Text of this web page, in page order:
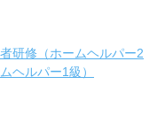
研修（ホームヘルパー2
ヘルパー1級）